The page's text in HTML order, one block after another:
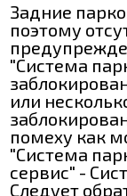
Задние
поэтому
"Система
или
помеху как
"Система
сервис" -
Следует